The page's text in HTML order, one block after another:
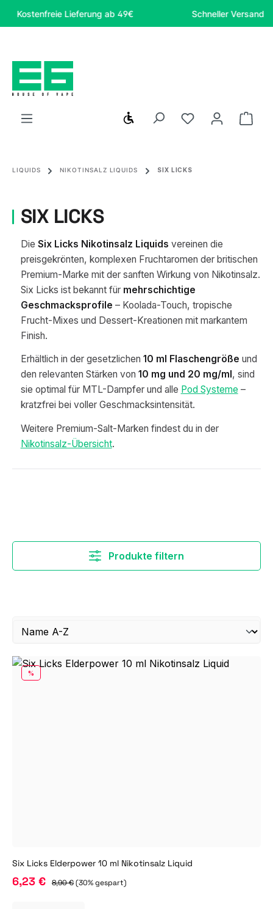
Zum Hauptinhalt springen
Kostenfreie Lieferung ab 49€ Schneller Versand
Werkzeugleiste anzeigen
Du hast 0
LIQUIDS NIKOTINSALZ LIQUIDS SIX LICKS
SIX LICKS
Die Six Licks Nikotinsalz Liquids vereinen die
preisgekrönten, komplexen Fruchtaromen der britischen
Premium-Marke mit der sanften Wirkung von Nikotinsalz.
Six Licks ist bekannt für mehrschichtige
Geschmacksprofile – Koolada-Touch, tropische
Frucht-Mixes und Dessert-Kreationen mit markantem
Finish.
Erhältlich in der gesetzlichen 10 ml Flaschengröße und
den relevanten Stärken von 10 mg und 20 mg/ml, sind
sie optimal für MTL-Dampfer und alle Pod Systeme –
kratzfrei bei voller Geschmacksintensität.
Weitere Premium-Salt-Marken findest du in der
Nikotinsalz-Übersicht.
Produkte filtern
RABATT
%
Six Licks Elderpower 10 ml Nikotinsalz Liquid
6,23 € 8,90 €(30% gespart)